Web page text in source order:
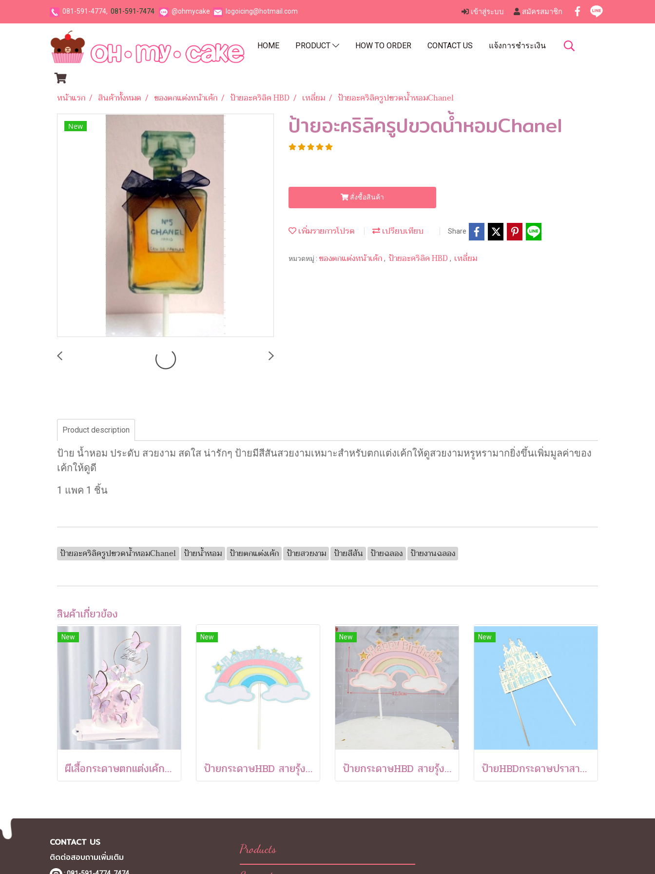
081-591-4774, 081-591-7474 @ohmycake logoicing@hotmail.com เข้าสู่ระบบ สมัครสมาชิก
HOME PRODUCT HOW TO ORDER CONTACT US แจ้งการชำระเงิน
หน้าแรก สินค้าทั้งหมด ของตกแต่งหน้าเค้ก ป้ายอะคริลิค HBD เหลี่ยม ป้ายอะคริลิครูปขวดน้ำหอมChanel
New ป้ายอะคริลิครูปขวดน้ำหอมChanel
สั่งซื้อสินค้า
เพิ่มรายการโปรด เปรียบเทียบ Share
หมวดหมู่ : ของตกแต่งหน้าเค้ก , ป้ายอะคริลิค HBD , เหลี่ยม
Product description
ป้าย น้ำหอม ประดับ สวยงาม สดใส น่ารักๆ ป้ายมีสีสันสวยงามเหมาะสำหรับตกแต่งเค้กให้ดูสวยงามหรูหรามากยิ่งขึ้นเพิ่มมูลค่าของ
เค้กให้ดูดี
1 แพค 1 ชิ้น
ป้ายอะคริลิครูปขวดน้ำหอมChanel ป้ายน้ำหอม ป้ายตกแต่งเค้ก ป้ายสวยงาม ป้ายสีสัน ป้ายฉลอง ป้ายงานฉลอง
สินค้าเกี่ยวข้อง
New
ผีเสื้อกระดาษตกแต่งเค้ก (แพ็ค 4 ชิ้น)
New
ป้ายกระดาษHBD สายรุ้งสีฟ้าและก้อนเมฆเล็ก (1 แพค 5 ชิ้น )
New
ป้ายกระดาษHBD สายรุ้งสีชมพูพาสเทลและก้อนเมฆเล็ก (1 แพค 5 ชิ้น)
New
ป้ายHBDกระดาษปราสาทขาว-ฟ้า (1 แพค 10 ชิ้น)
CONTACT US
ติดต่อสอบถามเพิ่มเติม
Products